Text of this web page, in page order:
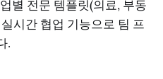
별 전문 템플릿(의료, 부동
시간 협업 기능으로 팀 프
.